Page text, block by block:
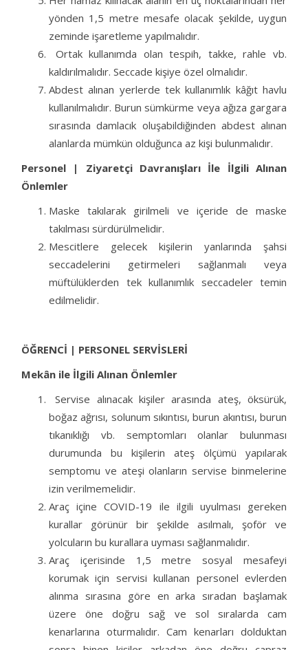
yönden 1,5 metre mesafe olacak şekilde, uygun
zeminde işaretleme yapılmalıdır.
Ortak kullanımda olan tespih, takke, rahle vb.
kaldırılmalıdır. Seccade kişiye özel olmalıdır.
Abdest alınan yerlerde tek kullanımlık kâğıt havlu
kullanılmalıdır. Burun sümkürme veya ağıza gargara
sırasında damlacık oluşabildiğinden abdest alınan
alanlarda mümkün olduğunca az kişi bulunmalıdır.
Personel | Ziyaretçi Davranışları İle İlgili Alınan
Önlemler
Maske takılarak girilmeli ve içeride de maske
takılması sürdürülmelidir.
Mescitlere gelecek kişilerin yanlarında şahsi
seccadelerini getirmeleri sağlanmalı veya
müftülüklerden tek kullanımlık seccadeler temin
edilmelidir.
ÖĞRENCİ | PERSONEL SERVİSLERİ
Mekân ile İlgili Alınan Önlemler
Servise alınacak kişiler arasında ateş, öksürük,
boğaz ağrısı, solunum sıkıntısı,burun akıntısı, burun
tıkanıklığı vb. semptomları olanlar bulunması
durumunda bu kişilerin ateş ölçümü yapılarak
semptomu ve ateşi olanların servise binmelerine
izin verilmemelidir.
Araç içine COVID-19 ile ilgili uyulması gereken
kurallar görünür bir şekilde asılmalı, şoför ve
yolcuların bu kurallara uyması sağlanmalıdır.
Araç içerisinde 1,5 metre sosyal mesafeyi
korumak için servisi kullanan personel evlerden
alınma sırasına göre en arka sıradan başlamak
üzere öne doğru sağ ve sol sıralarda cam
kenarlarına oturmalıdır. Cam kenarları dolduktan